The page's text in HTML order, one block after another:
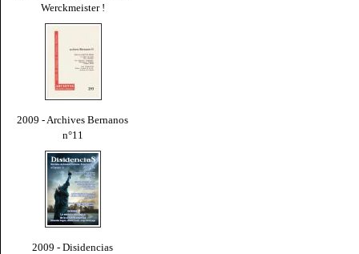
Werckmeister !
2009 - Archives Bernanos
n°11
2009 - Disidencias